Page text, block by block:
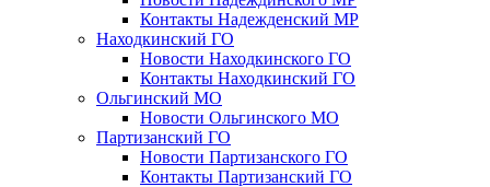
Контакты Надежденский МР
Находкинский ГО
Новости Находкинского ГО
Контакты Находкинский ГО
Ольгинский МО
Новости Ольгинского МО
Партизанский ГО
Новости Партизанского ГО
Контакты Партизанский ГО